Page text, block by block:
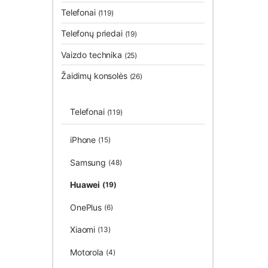
Telefonai (119)
Telefonų priedai (19)
Vaizdo technika (25)
Žaidimų konsolės (26)
Telefonai (119)
iPhone (15)
Samsung (48)
Huawei (19)
OnePlus (6)
Xiaomi (13)
Motorola (4)